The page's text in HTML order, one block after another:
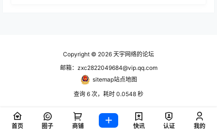
Copyright © 2026 天宇网络的论坛
邮箱：zxc2822049684@vip.qq.com
sitemap站点地图
查询 6 次，耗时 0.0548 秒
首页 圈子 商铺 快讯 认证 我的